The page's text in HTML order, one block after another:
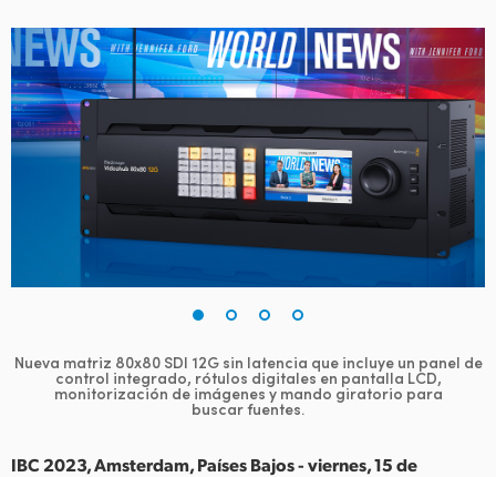
Canada
China
Denmark
Finland
France
Germany
India
Nueva matriz 80x80 SDI 12G sin latencia que incluye un panel de
control integrado, rótulos digitales en pantalla LCD,
monitorización de imágenes y mando giratorio para
buscar fuentes.
IBC 2023, Amsterdam, Países Bajos - viernes, 15 de